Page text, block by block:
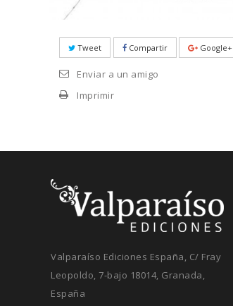
Tweet Compartir Google+
Enviar a un amigo
Imprimir
Valparaíso Ediciones España, C/ Fray
Leopoldo, 7-bajo 18014, Granada,
España